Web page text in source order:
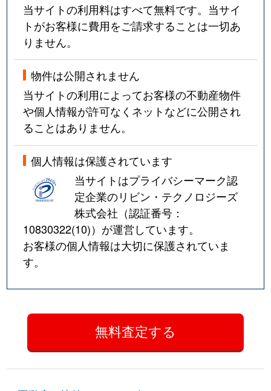
当サイトの利用料はすべて無料です。当サイ
トがお客様に費用をご請求することは一切あ
りません。
物件は公開されません
当サイトの利用によってお客様の不動産物件
や個人情報が許可なくネットなどに公開され
ることはありません。
個人情報は保護されています
当サイトはプライバシーマーク認
定企業のリビン・テクノロジーズ
株式会社（認証番号：
10830322(10)）が運営しています。
お客様の個人情報は大切に保護されていま
す。